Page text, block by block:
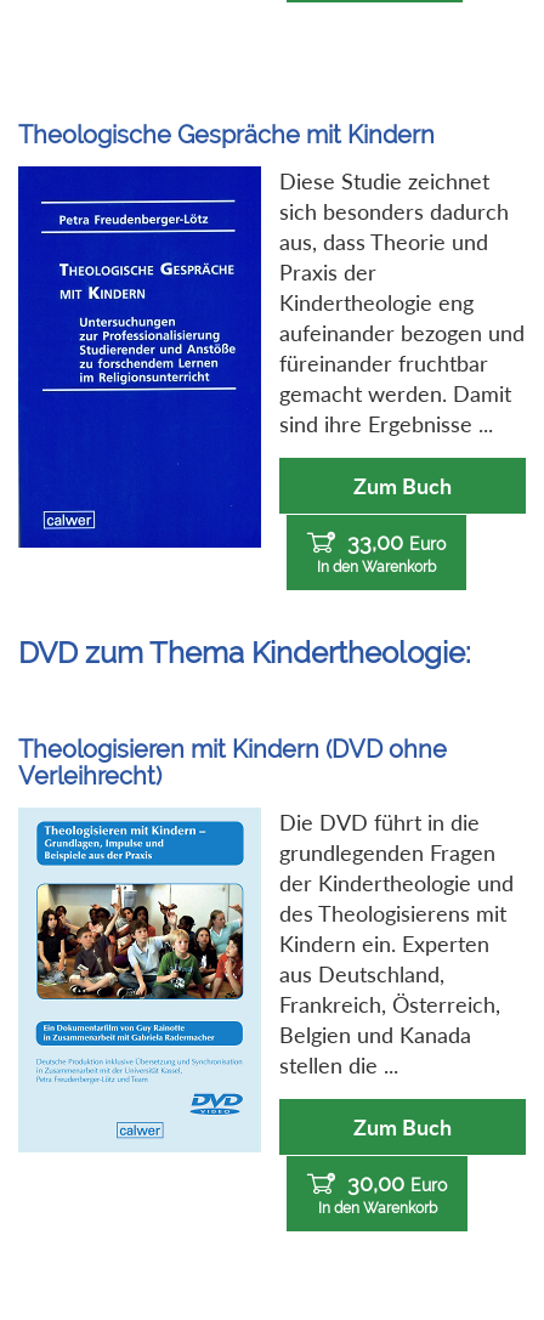
Theologische Gespräche mit Kindern
Diese Studie zeichnet
sich besonders dadurch
aus, dass Theorie und
Praxis der
Kindertheologie eng
aufeinander bezogen und
füreinander fruchtbar
gemacht werden. Damit
sind ihre Ergebnisse ...
Zum Buch
33,00 Euro
In den Warenkorb
DVD zum Thema Kindertheologie:
Theologisieren mit Kindern (DVD ohne
Verleihrecht)
Die DVD führt in die
grundlegenden Fragen
der Kindertheologie und
des Theologisierens mit
Kindern ein. Experten
aus Deutschland,
Frankreich, Österreich,
Belgien und Kanada
stellen die ...
Zum Buch
30,00 Euro
In den Warenkorb